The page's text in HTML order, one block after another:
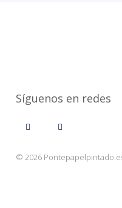
Síguenos en redes
© 2026